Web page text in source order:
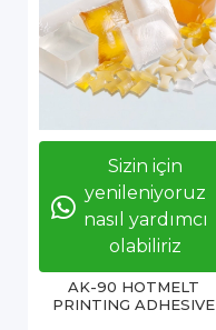
Sizin için
yenileniyoruz
nasıl yardımcı
olabiliriz
AK-90 HOTMELT
PRINTING ADHESIVE